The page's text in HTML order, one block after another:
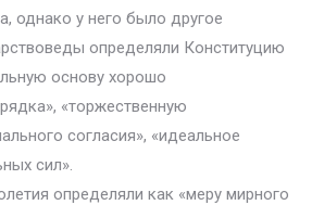
однако у него было другое
определяли Конституцию
основу хорошо
«торжественную
согласия», «идеальное
сил».
определяли как «меру мирного